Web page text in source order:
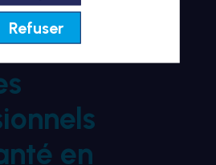
HWL26
en
Refuser